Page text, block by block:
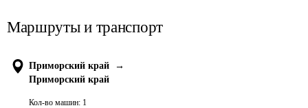
Маршруты и транспорт
Приморский край
→
Приморский край
Кол-во машин: 1